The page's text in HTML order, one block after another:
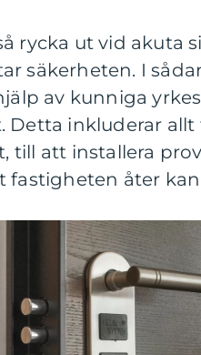
rycka ut vid akuta
säkerheten. I
av kunniga
Detta inkluderar allt
till att installera
fastigheten åter kan